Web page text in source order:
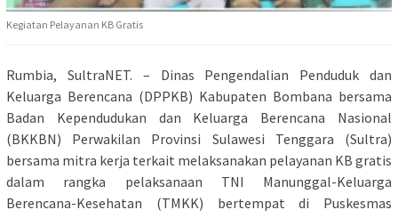
Kegiatan Pelayanan KB Gratis
Rumbia, SultraNET. – Dinas Pengendalian Penduduk dan
Keluarga Berencana (DPPKB) Kabupaten Bombana bersama
Badan Kependudukan dan Keluarga Berencana Nasional
(BKKBN) Perwakilan Provinsi Sulawesi Tenggara (Sultra)
bersama mitra kerja terkait melaksanakan pelayanan KB gratis
dalam rangka pelaksanaan TNI Manunggal-Keluarga
Berencana-Kesehatan (TMKK) bertempat di Puskesmas